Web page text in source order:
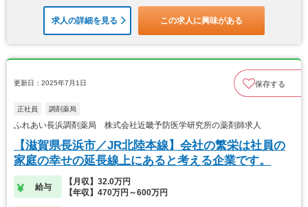
求人の詳細を見る この求人に興味がある
更新日：2025年7月1日 保存する
正社員 調剤薬局
ふれあい長浜調剤薬局 株式会社近畿予防医学研究所の薬剤師求人
【滋賀県長浜市／JR北陸本線】会社の繁栄は社員の
家庭の幸せの延長線上にあると考える企業です。
給与
【月収】32.0万円
【年収】470万円～600万円